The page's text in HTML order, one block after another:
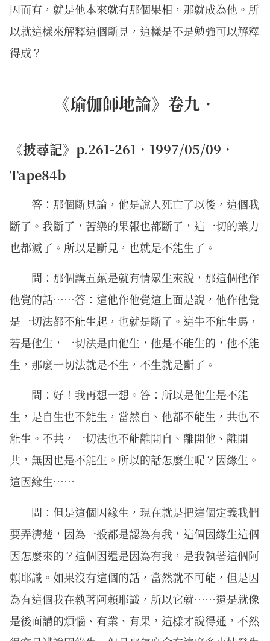
因而有，就是他本來就有那個果相，那就成為他。所
以就這樣來解釋這個斷見，這樣是不是勉強可以解釋
得成？
《瑜伽師地論》卷九．
《披尋記》p.261-261．1997/05/09．
Tape84b
答：那個斷見論，他是說人死亡了以後，這個我
斷了。我斷了，苦樂的果報也都斷了，這一切的業力
也都滅了。所以是斷見，也就是不能生了。
問：那個講五蘊是就有情眾生來說，那這個他作
他覺的話……答：這他作他覺這上面是說，他作他覺
是一切法都不能生起，也就是斷了。這牛不能生馬，
若是他生，一切法是由他生，他是不能生的，他不能
生，那麼一切法就是不生，不生就是斷了。
問：好！我再想一想。答：所以是他生是不能
生，是自生也不能生，當然自、他都不能生，共也不
能生。不共，一切法也不能離開自、離開他、離開
共，無因也是不能生。所以的話怎麼生呢？因緣生。
這因緣生……
問：但是這個因緣生，現在就是把這個定義我們
要弄清楚，因為一般都是認為有我，這個因緣生這個
因怎麼來的？這個因還是因為有我，是我執著這個阿
賴耶識。如果沒有這個的話，當然就不可能，但是因
為有這個我在執著阿賴耶識，所以它就……還是就像
是後面講的煩惱、有業、有果，這樣才說得通，不然